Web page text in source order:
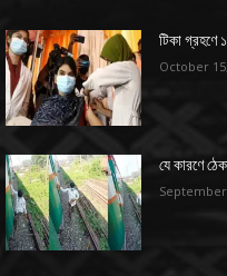
টিকা গ্রহণে
October
যে কারণে
September